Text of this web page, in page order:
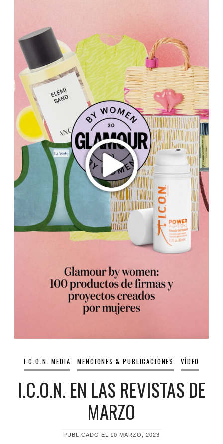
I.C.O.N. MEDIA MENCIONES & PUBLICACIONES VÍDEO
I.C.O.N. EN LAS REVISTAS DE
MARZO
PUBLICADO EL 10 MARZO, 2023